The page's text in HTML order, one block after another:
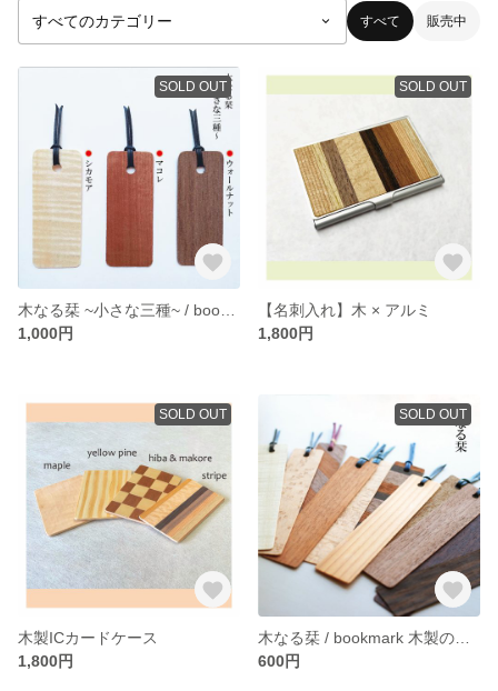
すべて 販売中
SOLD OUT
1,000円
SOLD OUT
【名刺入れ】木 × アルミ
1,800円
SOLD OUT
木製ICカードケース
1,800円
SOLD OUT
600円